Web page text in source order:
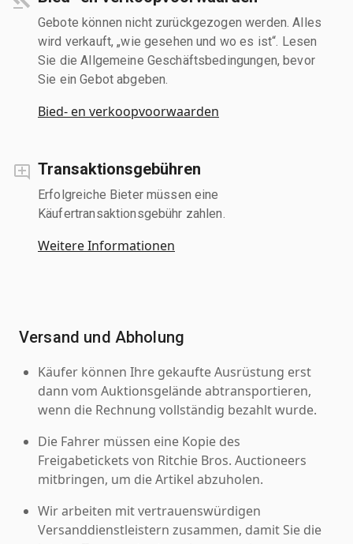
Gebote können nicht zurückgezogen werden. Alles
wird verkauft, „wie gesehen und wo es ist“. Lesen
Sie die Allgemeine Geschäftsbedingungen, bevor
Sie ein Gebot abgeben.
Bied- en verkoopvoorwaarden
Transaktionsgebühren
Erfolgreiche Bieter müssen eine
Käufertransaktionsgebühr zahlen.
Weitere Informationen
Versand und Abholung
Käufer können Ihre gekaufte Ausrüstung erst
dann vom Auktionsgelände abtransportieren,
wenn die Rechnung vollständig bezahlt wurde.
Die Fahrer müssen eine Kopie des
Freigabetickets von Ritchie Bros. Auctioneers
mitbringen, um die Artikel abzuholen.
Wir arbeiten mit vertrauenswürdigen
Versanddienstleistern zusammen, damit Sie die